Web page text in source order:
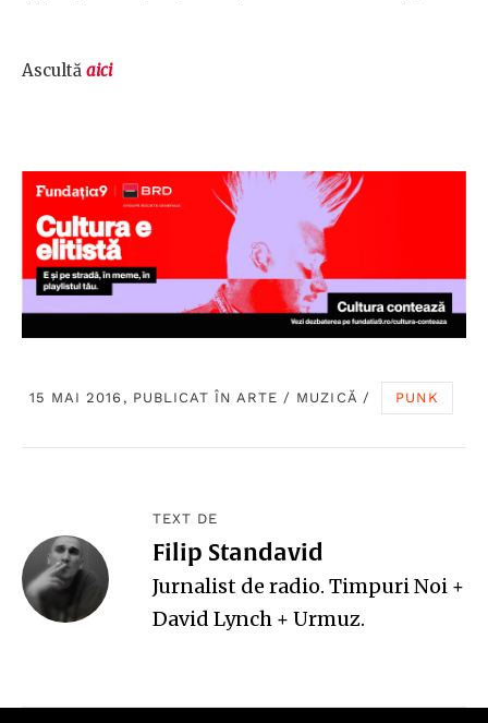
Ascultă aici
15 MAI 2016, PUBLICAT ÎN ARTE / MUZICĂ / PUNK
TEXT DE
Filip Standavid
Jurnalist de radio. Timpuri Noi +
David Lynch + Urmuz.